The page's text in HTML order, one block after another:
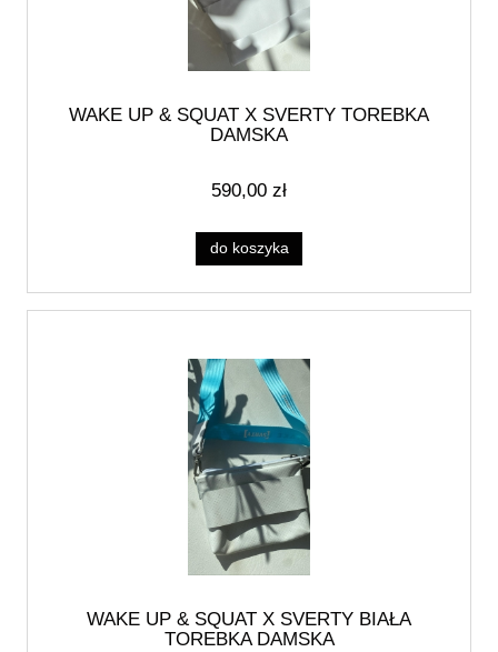
WAKE UP & SQUAT X SVERTY TOREBKA
DAMSKA
590,00 zł
do koszyka
WAKE UP & SQUAT X SVERTY BIAŁA
TOREBKA DAMSKA